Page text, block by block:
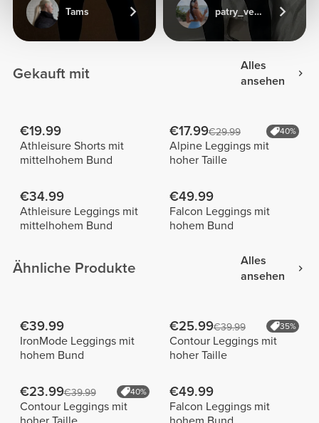
Tams patry_veliz
Gekauft mit
Alles
ansehen
€19.99
Athleisure Shorts mit
mittelhohem Bund
€17.99€29.99 40%
Alpine Leggings mit
hoher Taille
€34.99
Athleisure Leggings mit
mittelhohem Bund
€49.99
Falcon Leggings mit
hohem Bund
Ähnliche Produkte
Alles
ansehen
€39.99
IronMode Leggings mit
hohem Bund
€25.99€39.99 35%
Contour Leggings mit
hoher Taille
€23.99€39.99 40%
Contour Leggings mit
€49.99
Falcon Leggings mit